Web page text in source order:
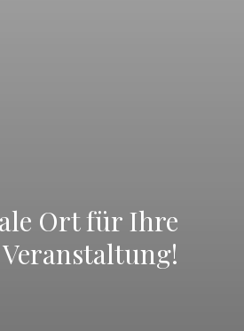
Ort für Ihre